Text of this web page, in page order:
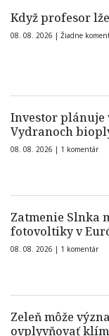
Když profesor
08. 08. 2026 | Žiadne
Investor plánuje
Vydranoch
08. 08. 2026 | 1 komentár
Zatmenie Slnka
fotovoltiky v
08. 08. 2026 | 1 komentár
Zeleň môže
ovplyvňovať